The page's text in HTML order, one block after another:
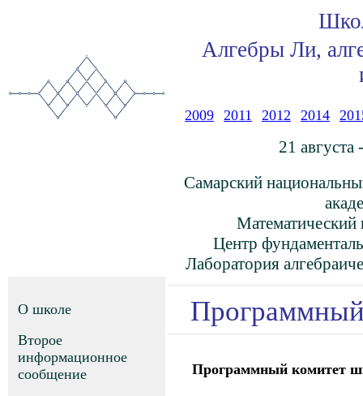
Алгебры Ли,
2009 2011 2012 2014
21 августа
Самарский
Центр
Лаборатория
О школе
Второе
информационное
сообщение
Программный комитет